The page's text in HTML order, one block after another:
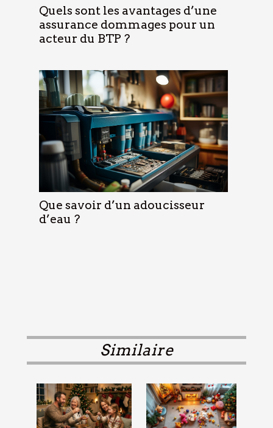
Quels sont les avantages d’une
assurance dommages pour un
acteur du BTP ?
Que savoir d’un adoucisseur
d’eau ?
Similaire